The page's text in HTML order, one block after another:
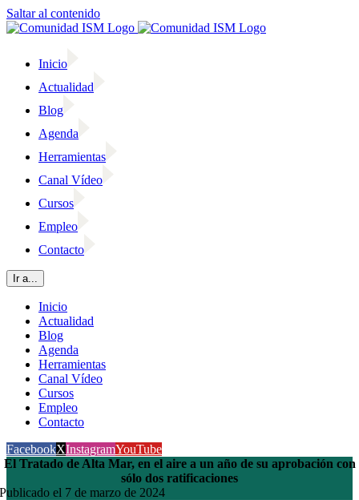
Saltar al contenido
Inicio
Actualidad
Blog
Agenda
Herramientas
Canal Vídeo
Cursos
Empleo
Contacto
Ir a...
Inicio
Actualidad
Blog
Agenda
Herramientas
Canal Vídeo
Cursos
Empleo
Contacto
FacebookXInstagramYouTube
El Tratado de Alta Mar, en el aire a un año de su aprobación con
sólo dos ratificaciones
Publicado el 7 de marzo de 2024